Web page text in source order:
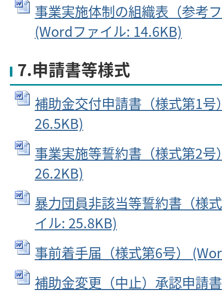
事業実施体制の組織表（参考
(Wordファイル: 14.6KB)
7.申請書等様式
補助金交付申請書（様式第1
26.5KB)
事業実施等誓約書（様式第2
26.2KB)
暴力団員非該当等誓約書（様
イル: 25.8KB)
事前着手届（様式第6号）
補助金変更（中止）承認申請